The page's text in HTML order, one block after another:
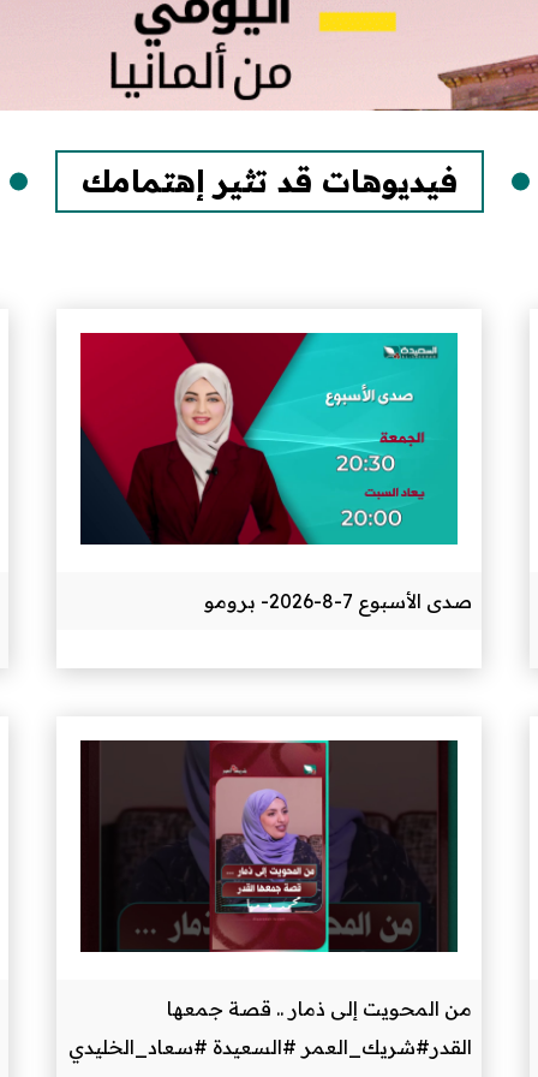
فيديوهات قد تثير إهتمامك
صدى الأسبوع 7-8-2026- برومو
من المحويت إلى ذمار .. قصة جمعها
القدر#شريك_العمر #السعيدة #سعاد_الخليدي